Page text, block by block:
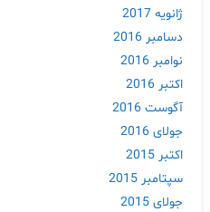
ژانویه 2017
دسامبر 2016
نوامبر 2016
اکتبر 2016
آگوست 2016
جولای 2016
اکتبر 2015
سپتامبر 2015
جولای 2015